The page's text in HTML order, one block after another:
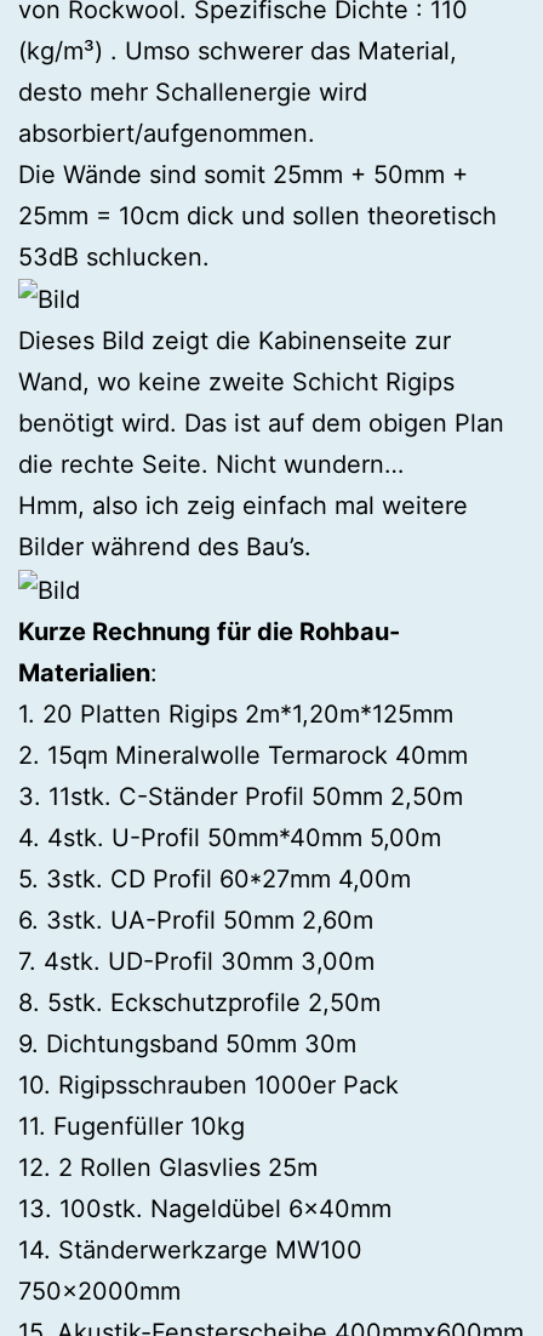
von Rockwool. Spezifische Dichte : 110
(kg/m³) . Umso schwerer das Material,
desto mehr Schallenergie wird
absorbiert/aufgenommen.
Die Wände sind somit 25mm + 50mm +
25mm = 10cm dick und sollen theoretisch
53dB schlucken.
Dieses Bild zeigt die Kabinenseite zur
Wand, wo keine zweite Schicht Rigips
benötigt wird. Das ist auf dem obigen Plan
die rechte Seite. Nicht wundern…
Hmm, also ich zeig einfach mal weitere
Bilder während des Bau’s.
Kurze Rechnung für die Rohbau-
Materialien:
1. 20 Platten Rigips 2m*1,20m*125mm
2. 15qm Mineralwolle Termarock 40mm
3. 11stk. C-Ständer Profil 50mm 2,50m
4. 4stk. U-Profil 50mm*40mm 5,00m
5. 3stk. CD Profil 60*27mm 4,00m
6. 3stk. UA-Profil 50mm 2,60m
7. 4stk. UD-Profil 30mm 3,00m
8. 5stk. Eckschutzprofile 2,50m
9. Dichtungsband 50mm 30m
10. Rigipsschrauben 1000er Pack
11. Fugenfüller 10kg
12. 2 Rollen Glasvlies 25m
13. 100stk. Nageldübel 6x40mm
14. Ständerwerkzarge MW100
750x2000mm